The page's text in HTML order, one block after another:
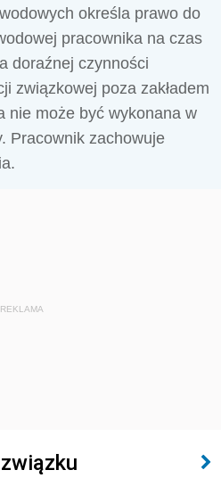
określa prawo do
pracownika na czas
doraźnej czynności
związkowej poza zakładem
nie może być wykonana w
Pracownik zachowuje
REKLAMA